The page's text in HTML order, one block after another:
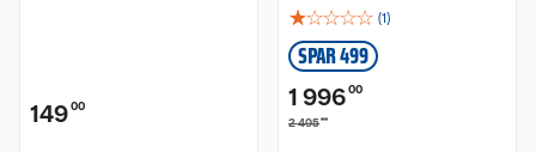
14900
☆☆☆☆☆ (1)
SPAR 499
1 99600
2 49500